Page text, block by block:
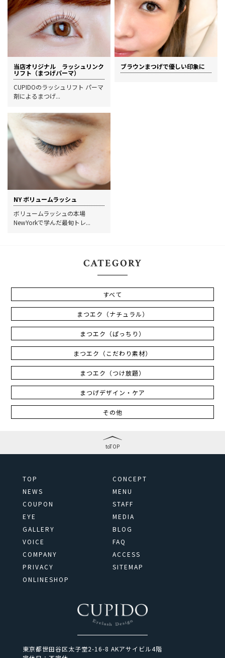
当店オリジナル ラッシュリンク
リフト（まつげパーマ）
CUPIDOのラッシュリフト パーマ
剤によるまつげ...
ブラウンまつげで優しい印象に
NY ボリュームラッシュ
ボリュームラッシュの本場
NewYorkで学んだ最旬トレ...
CATEGORY
すべて
まつエク（ナチュラル）
まつエク（ぱっちり）
まつエク（こだわり素材）
まつエク（つけ放題）
まつげデザイン・ケア
その他
toTOP
TOP
CONCEPT
NEWS
MENU
COUPON
STAFF
EYE
MEDIA
GALLERY
BLOG
VOICE
FAQ
COMPANY
ACCESS
PRIVACY
SITEMAP
ONLINESHOP
東京都世田谷区太子堂2-16-8 AKアサイビル4階